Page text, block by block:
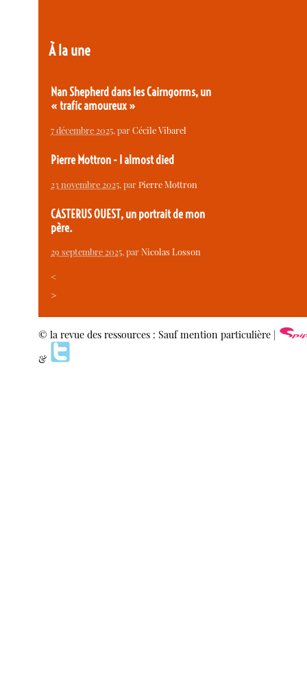
À la une
Nan Shepherd dans les Cairngorms, un
« trafic amoureux »
7 décembre 2025, parCécile Vibarel
Pierre Mottron - I almost died
23 novembre 2025, parPierre Mottron
CASTERUS OUEST, un portrait de mon
père.
29 septembre 2025, parNicolas Losson
<
>
© la revue des ressources : Sauf mention particulière |
&